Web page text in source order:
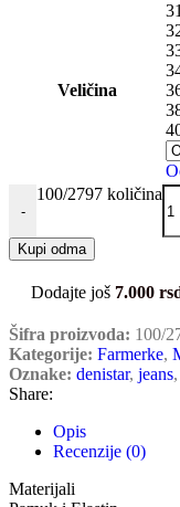
Veličina
31
-
100/2797 količina
Kupi odma
Dodajte još 7.000
Šifra proizvoda: 100/
Kategorije: Farmerke,
Oznake: denistar, jeans,
Share:
Opis
Recenzije (0)
Materijali